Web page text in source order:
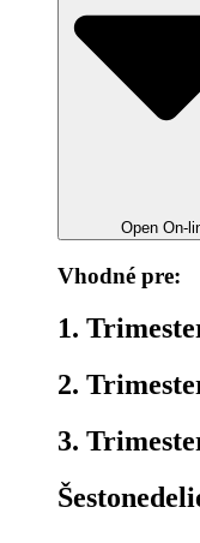
Open On-
Vhodné pre:
1.
2.
3.